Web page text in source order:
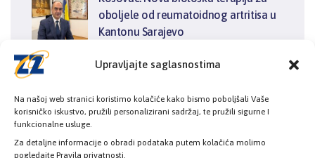
Upravljajte saglasnostima
Na našoj web stranici koristimo kolačiće kako bismo poboljšali Vaše
korisničko iskustvo, pružili personalizirani sadržaj, te pružili sigurne I
funkcionalne usluge.
Za detaljne informacije o obradi podataka putem kolačića molimo
pogledajte Pravila privatnosti.
oboljele od reumatoidnog artritisa u
Kantonu Sarajevo
KATEGORIJE